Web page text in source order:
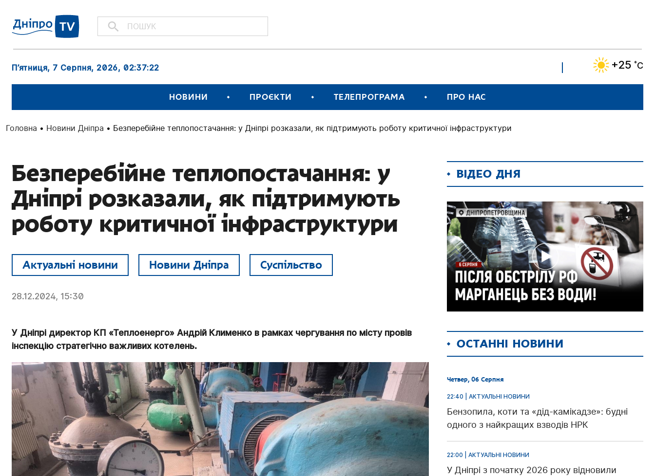
П’ятниця, 7 Серпня, 2026, 02:37:24 +25 ˚C
НОВИНИ ПРОЄКТИ ТЕЛЕПРОГРАМА ПРО НАС
Головна • Новини Дніпра • Безперебійне теплопостачання: у Дніпрі розказали, як підтримують роботу критичної інфраструктури
Безперебійне теплопостачання: у
Дніпрі розказали, як підтримують
роботу критичної інфраструктури
Актуальні новини Новини Дніпра Суспільство
28.12.2024, 15:30
У Дніпрі директор КП «Теплоенерго» Андрій Клименко в рамках чергування по місту провів
інспекцію стратегічно важливих котелень.
ВІДЕО ДНЯ
ОСТАННІ НОВИНИ
Четвер, 06 Серпня
22:40 | АКТУАЛЬНІ НОВИНИ
Бензопила, коти та «дід-камікадзе»: будні
одного з найкращих взводів НРК
22:00 | АКТУАЛЬНІ НОВИНИ
У Дніпрі з початку 2026 року відновили